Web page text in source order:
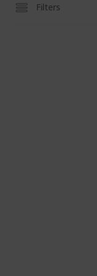
Filters